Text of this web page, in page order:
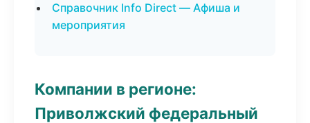
Справочник Info Direct — Афиша и
мероприятия
Компании в регионе:
Приволжский федеральный